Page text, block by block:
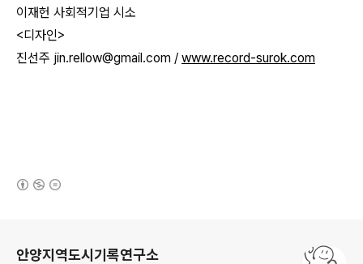
이재헌 사회적기업 시소
<디자인>
진선주 jin.rellow@gmail.com / www.record-surok.com
안양지역도시기록연구소